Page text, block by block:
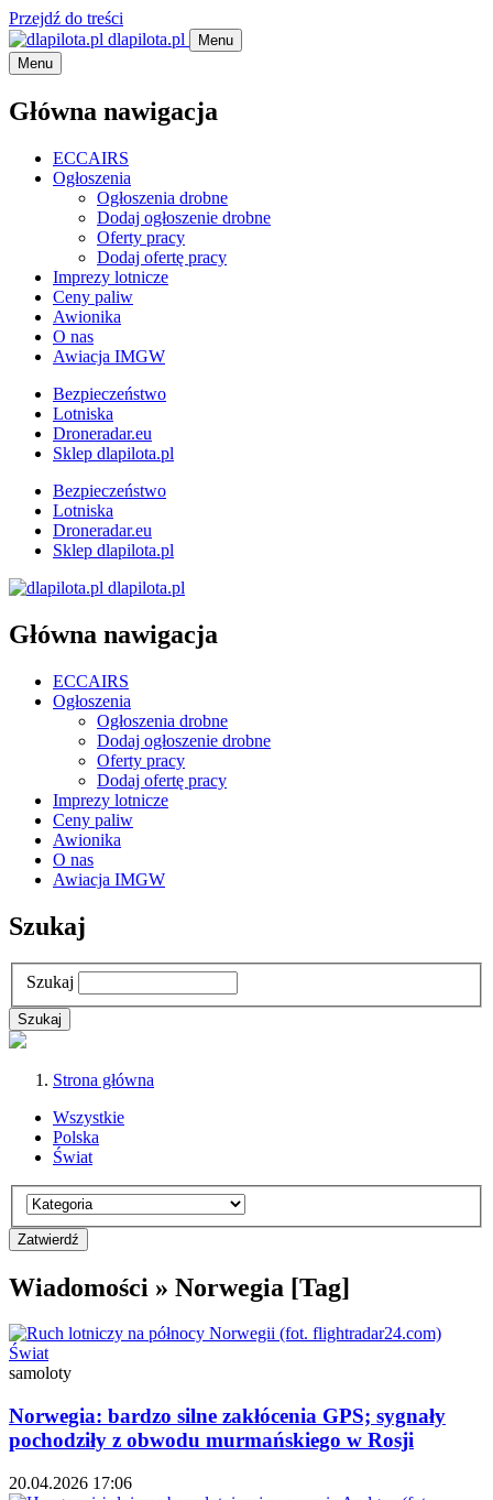
Przejdź do treści
dlapilota.pl
Menu
Menu
Główna nawigacja
ECCAIRS
Ogłoszenia
Ogłoszenia drobne
Dodaj ogłoszenie drobne
Oferty pracy
Dodaj ofertę pracy
Imprezy lotnicze
Ceny paliw
Awionika
O nas
Awiacja IMGW
Bezpieczeństwo
Lotniska
Droneradar.eu
Sklep dlapilota.pl
Bezpieczeństwo
Lotniska
Droneradar.eu
Sklep dlapilota.pl
dlapilota.pl
Główna nawigacja
ECCAIRS
Ogłoszenia
Ogłoszenia drobne
Dodaj ogłoszenie drobne
Oferty pracy
Dodaj ofertę pracy
Imprezy lotnicze
Ceny paliw
Awionika
O nas
Awiacja IMGW
Szukaj
Szukaj
Strona główna
Wszystkie
Polska
Świat
Wiadomości » Norwegia [Tag]
Świat
samoloty
Norwegia: bardzo silne zakłócenia GPS; sygnały
pochodziły z obwodu murmańskiego w Rosji
20.04.2026 17:06